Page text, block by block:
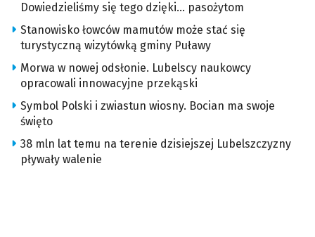
Dowiedzieliśmy się tego dzięki… pasożytom
Stanowisko łowców mamutów może stać się
turystyczną wizytówką gminy Puławy
Morwa w nowej odsłonie. Lubelscy naukowcy
opracowali innowacyjne przekąski
Symbol Polski i zwiastun wiosny. Bocian ma swoje
święto
38 mln lat temu na terenie dzisiejszej Lubelszczyzny
pływały walenie